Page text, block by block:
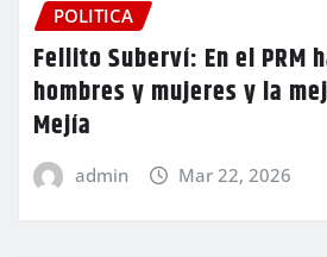
POLITICA
Fellito Suberví: En el PRM
hombres y mujeres y la
Mejía
admin Mar 22, 2026